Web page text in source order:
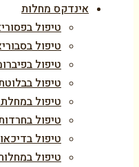
אינדקס מחלות
טיפול
טיפול
טיפול
טיפול
טיפול במחלת
טיפול
טיפול
טיפול